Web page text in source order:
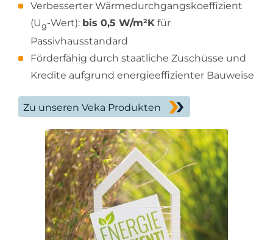
Verbesserter Wärmedurchgangskoeffizient
(Ug-Wert): bis 0,5 W/m²K für
Passivhausstandard
Förderfähig durch staatliche Zuschüsse und
Kredite aufgrund energieeffizienter Bauweise
Zu unseren Veka Produkten